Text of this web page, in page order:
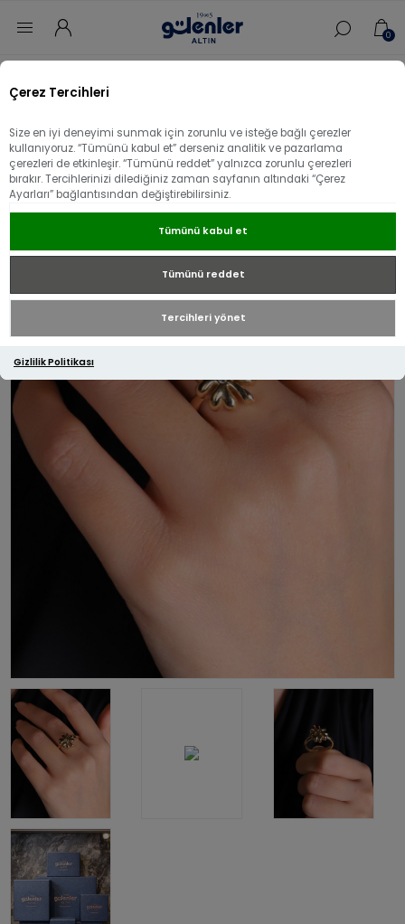
Çerez Tercihleri
Size en iyi deneyimi sunmak için zorunlu ve isteğe bağlı çerezler
kullanıyoruz. “Tümünü kabul et” derseniz analitik ve pazarlama
çerezleri de etkinleşir. “Tümünü reddet” yalnızca zorunlu çerezleri
bırakır. Tercihlerinizi dilediğiniz zaman sayfanın altındaki “Çerez
Ayarları” bağlantısından değiştirebilirsiniz.
Tümünü kabul et
Tümünü reddet
Tercihleri yönet
Gizlilik Politikası
0
14 Ayar Altın Papatya Yüzük